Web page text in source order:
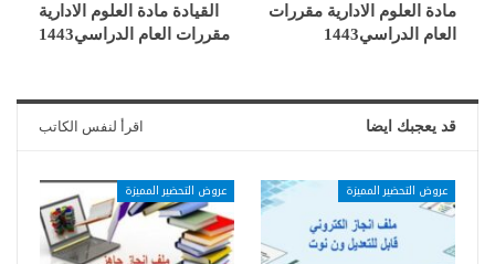
مادة العلوم الادارية مقررات
العام الدراسي1443
القيادة مادة العلوم الادارية
مقررات العام الدراسي1443
قد يعجبك ايضا اقرأ لنفس الكاتب
عروض التحضير المميزة عروض التحضير المميزة